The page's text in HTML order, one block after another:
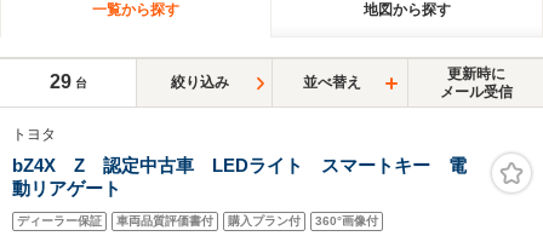
一覧から探す 地図から探す
29 台 絞り込み 並べ替え
更新時に
メール受信
トヨタ
bZ4X Z 認定中古車 LEDライト スマートキー 電
動リアゲート
ディーラー保証 車両品質評価書付 購入プラン付 360°画像付